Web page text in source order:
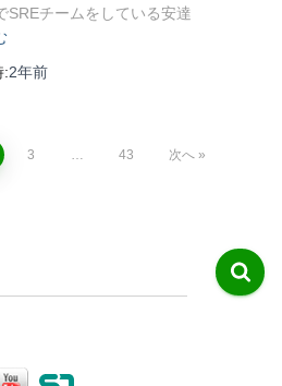
SREチームをしている安達
:2年前
3 43 次へ